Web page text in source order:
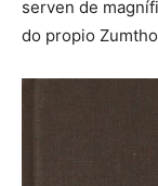
serven de
do propio